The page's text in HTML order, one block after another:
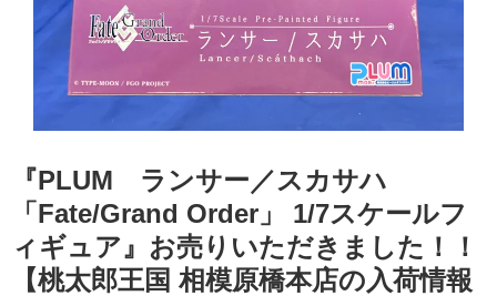
『PLUM ランサー／スカサハ
「Fate/Grand Order」 1/7スケールフ
ィギュア』お売りいただきました！！
【桃太郎王国 相模原橋本店の入荷情報